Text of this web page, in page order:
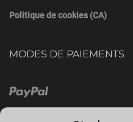
Politique de cookies (CA)
MODES DE PAIEMENTS